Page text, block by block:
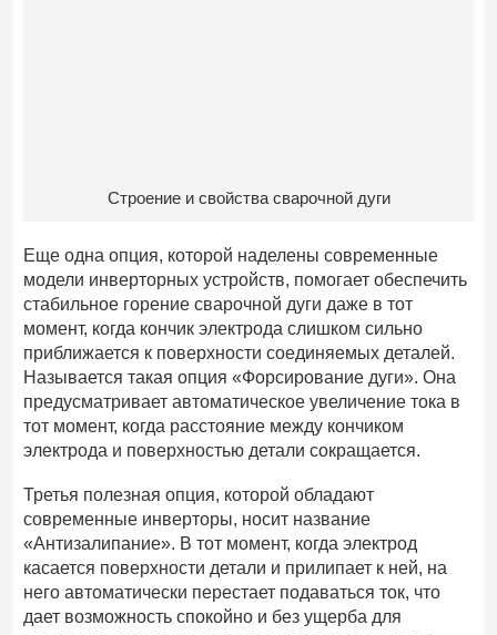
Строение и свойства сварочной дуги
Еще одна опция, которой наделены современные
модели инверторных устройств, помогает обеспечить
стабильное горение сварочной дуги даже в тот
момент, когда кончик электрода слишком сильно
приближается к поверхности соединяемых деталей.
Называется такая опция «Форсирование дуги». Она
предусматривает автоматическое увеличение тока в
тот момент, когда расстояние между кончиком
электрода и поверхностью детали сокращается.
Третья полезная опция, которой обладают
современные инверторы, носит название
«Антизалипание». В тот момент, когда электрод
касается поверхности детали и прилипает к ней, на
него автоматически перестает подаваться ток, что
дает возможность спокойно и без ущерба для